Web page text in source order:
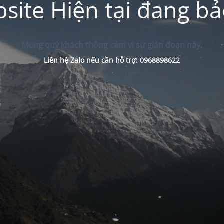
Hiện tại đang
Mong quý khách thông cảm vì sự gián đoạn này.
Liên hệ Zalo nếu cần hỗ trợ: 0968898622